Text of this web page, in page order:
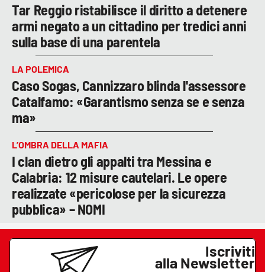
Tar Reggio ristabilisce il diritto a detenere
armi negato a un cittadino per tredici anni
sulla base di una parentela
LA POLEMICA
Caso Sogas, Cannizzaro blinda l'assessore
Catalfamo: «Garantismo senza se e senza
ma»
L’OMBRA DELLA MAFIA
I clan dietro gli appalti tra Messina e
Calabria: 12 misure cautelari. Le opere
realizzate «pericolose per la sicurezza
pubblica» – NOMI
Iscriviti
alla Newsletter